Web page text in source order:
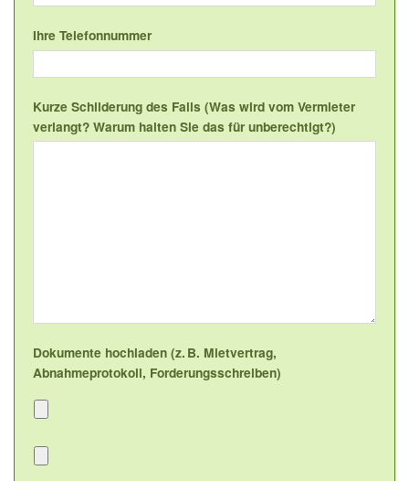
Ihre Telefonnummer
Kurze Schilderung des Falls (Was wird vom Vermieter
verlangt? Warum halten Sie das für unberechtigt?)
Dokumente hochladen (z. B. Mietvertrag,
Abnahmeprotokoll, Forderungsschreiben)